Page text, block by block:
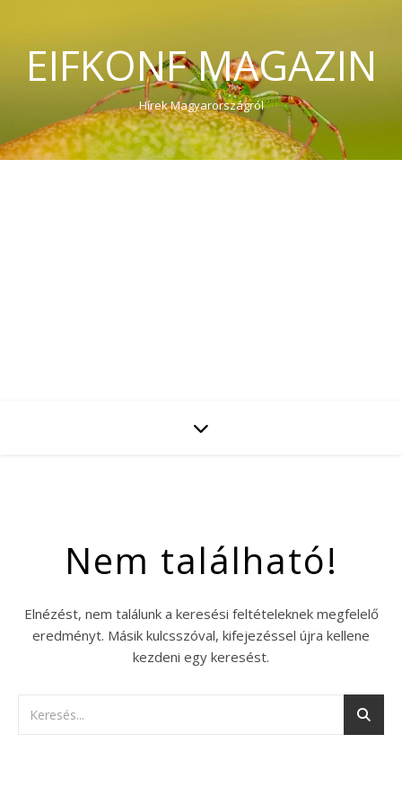
EIFKONF MAGAZIN
Hírek Magyarországról
Nem található!
Elnézést, nem találunk a keresési feltételeknek megfelelő
eredményt. Másik kulcsszóval, kifejezéssel újra kellene
kezdeni egy keresést.